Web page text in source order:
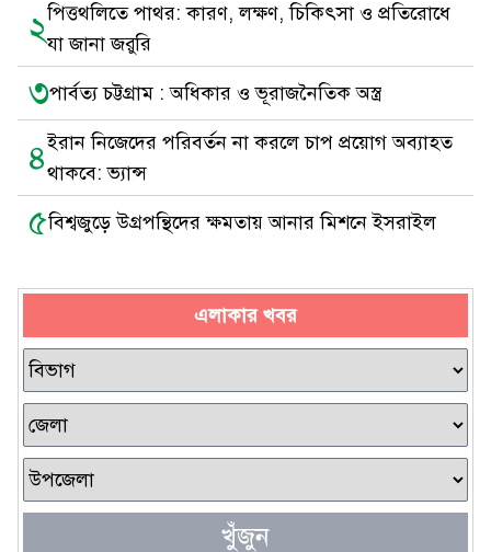
২পিত্তথলিতে পাথর: কারণ, লক্ষণ, চিকিৎসা ও প্রতিরোধে
যা জানা জরুরি
৩পার্বত্য চট্টগ্রাম : অধিকার ও ভূরাজনৈতিক অস্ত্র
৪ইরান নিজেদের পরিবর্তন না করলে চাপ প্রয়োগ অব্যাহত
থাকবে: ভ্যান্স
৫বিশ্বজুড়ে উগ্রপন্থিদের ক্ষমতায় আনার মিশনে ইসরাইল
এলাকার খবর
খুঁজুন